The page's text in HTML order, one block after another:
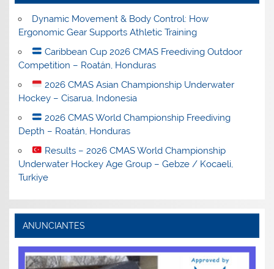
Dynamic Movement & Body Control: How
Ergonomic Gear Supports Athletic Training
Caribbean Cup 2026 CMAS Freediving Outdoor
Competition – Roatán, Honduras
2026 CMAS Asian Championship Underwater
Hockey – Cisarua, Indonesia
2026 CMAS World Championship Freediving
Depth – Roatán, Honduras
Results – 2026 CMAS World Championship
Underwater Hockey Age Group – Gebze / Kocaeli,
Turkiye
ANUNCIANTES